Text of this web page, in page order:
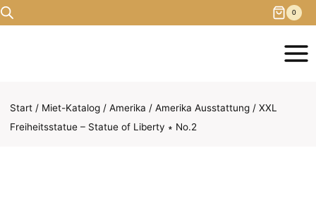
Zum
0
Start / Miet-Katalog / Amerika / Amerika Ausstattung / XXL
Freiheitsstatue – Statue of Liberty ∗ No.2